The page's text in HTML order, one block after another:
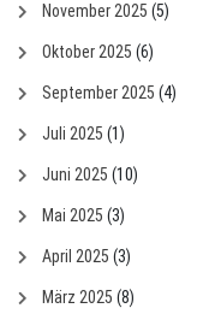
November 2025 (5)
Oktober 2025 (6)
September 2025 (4)
Juli 2025 (1)
Juni 2025 (10)
Mai 2025 (3)
April 2025 (3)
März 2025 (8)